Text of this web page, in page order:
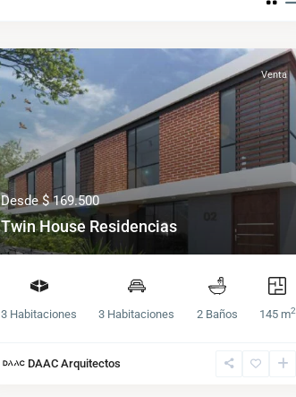
Venta
Desde$ 169.500
Twin House Residencias
3 Habitaciones 3 Habitaciones 2 Baños 145 m2
DAAC Arquitectos